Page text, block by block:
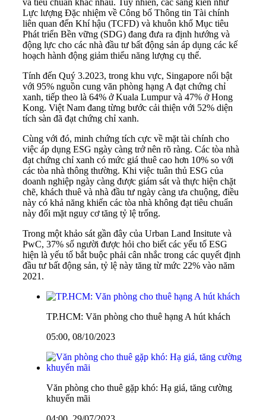
và tiêu chuẩn khác nhau. Tuy nhiên, các sáng kiến như
Lực lượng Đặc nhiệm về Công bố Thông tin Tài chính
liên quan đến Khí hậu (TCFD) và khuôn khổ Mục tiêu
Phát triển Bền vững (SDG) đang đưa ra định hướng và
động lực cho các nhà đầu tư bất động sản áp dụng các kế
hoạch hành động giảm thiểu năng lượng cụ thể.
Tính đến Quý 3.2023, trong khu vực, Singapore nổi bật
với 95% nguồn cung văn phòng hạng A đạt chứng chỉ
xanh, tiếp theo là 64% ở Kuala Lumpur và 47% ở Hong
Kong. Việt Nam đang từng bước cải thiện với 52% diện
tích sàn đã đạt chứng chỉ xanh.
Cùng với đó, minh chứng tích cực về mặt tài chính cho
việc áp dụng ESG ngày càng trở nên rõ ràng. Các tòa nhà
đạt chứng chỉ xanh có mức giá thuê cao hơn 10% so với
các tòa nhà thông thường. Khi việc tuân thủ ESG của
doanh nghiệp ngày càng được giám sát và thực hiện chặt
chẽ, khách thuê và nhà đầu tư ngày càng ưa chuộng, điều
này có khả năng khiến các tòa nhà không đạt tiêu chuẩn
này đối mặt nguy cơ tăng tỷ lệ trống.
Trong một khảo sát gần đây của Urban Land Insitute và
PwC, 37% số người được hỏi cho biết các yếu tố ESG
hiện là yếu tố bắt buộc phải cân nhắc trong các quyết định
đầu tư bất động sản, tỷ lệ này tăng từ mức 22% vào năm
2021.
TP.HCM: Văn phòng cho thuê hạng A hút khách
05:00, 08/10/2023
Văn phòng cho thuê gặp khó: Hạ giá, tăng cường
khuyến mãi